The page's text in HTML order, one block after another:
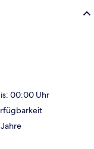
00:00 Uhr